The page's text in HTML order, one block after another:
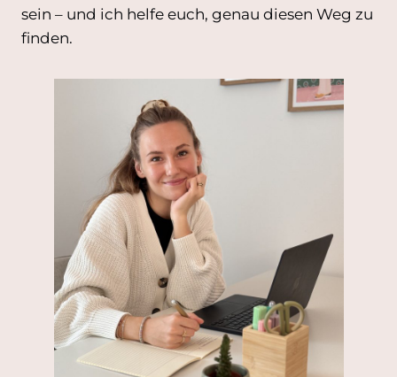
sein – und ich helfe euch, genau diesen Weg zu
finden.